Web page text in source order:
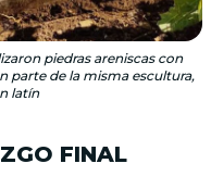
piedras areniscas con
parte de la misma escultura,
latín
FINAL